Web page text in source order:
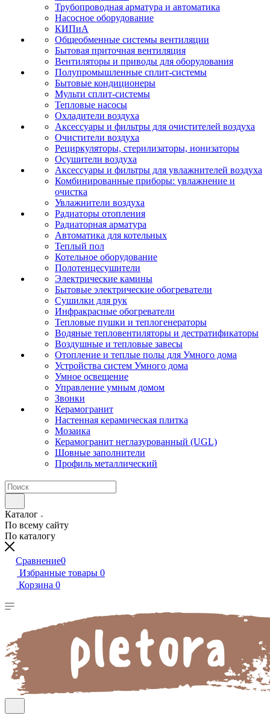
Трубопроводная арматура и автоматика
Насосное оборудование
КИПиА
Общеобменные системы вентиляции
Бытовая приточная вентиляция
Вентиляторы и приводы для оборудования
Полупромышленные сплит-системы
Бытовые кондиционеры
Мульти сплит-системы
Тепловые насосы
Охладители воздуха
Аксессуары и фильтры для очистителей воздуха
Очистители воздуха
Рециркуляторы, стерилизаторы, ионизаторы
Осушители воздуха
Аксессуары и фильтры для увлажнителей воздуха
Комбинированные приборы: увлажнение и
очистка
Увлажнители воздуха
Радиаторы отопления
Радиаторная арматура
Автоматика для котельных
Теплый пол
Котельное оборудование
Полотенцесушители
Электрические камины
Бытовые электрические обогреватели
Сушилки для рук
Инфракрасные обогреватели
Тепловые пушки и теплогенераторы
Водяные тепловентиляторы и дестратификаторы
Воздушные и тепловые завесы
Отопление и теплые полы для Умного дома
Устройства систем Умного дома
Умное освещение
Управление умным домом
Звонки
Керамогранит
Настенная керамическая плитка
Мозаика
Керамогранит неглазурованный (UGL)
Шовные заполнители
Профиль металлический
Каталог
По всему сайту
По каталогу
Сравнение0
Избранные товары 0
Корзина 0